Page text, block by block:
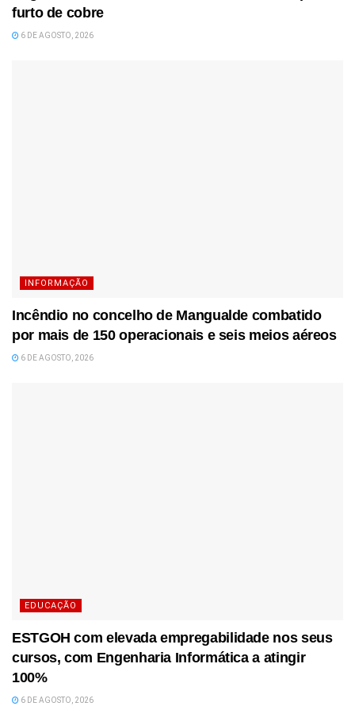
furto de cobre
6 DE AGOSTO, 2026
INFORMAÇÃO
Incêndio no concelho de Mangualde combatido
por mais de 150 operacionais e seis meios aéreos
6 DE AGOSTO, 2026
EDUCAÇÃO
ESTGOH com elevada empregabilidade nos seus
cursos, com Engenharia Informática a atingir
100%
6 DE AGOSTO, 2026